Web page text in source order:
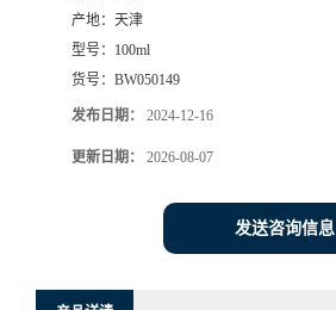
产地： 天津
型号： 100ml
货号： BW050149
发布日期： 2024-12-16
更新日期： 2026-08-07
发送咨询信息